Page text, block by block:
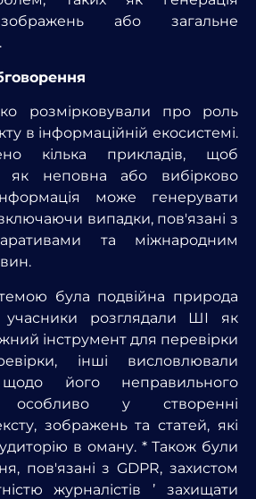
або загальне
розмірковували про роль
в інформаційній екосистемі.
кілька прикладів, щоб
як неповна або вибірково
може генерувати
випадки, пов'язані з
та міжнародним
була подвійна природа
розглядали ШІ як
інструмент для перевірки
інші висловлювали
щодо його неправильного
особливо у створенні
зображень та статей, які
в оману. * Також були
пов'язані з GDPR, захистом
журналістів ’ захищати